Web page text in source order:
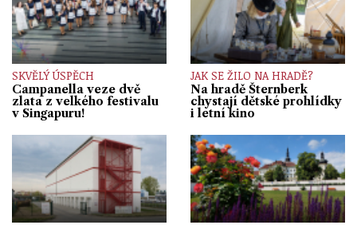
SKVĚLÝ ÚSPĚCH
Campanella veze dvě
zlata z velkého festivalu
v Singapuru!
JAK SE ŽILO NA HRADĚ?
Na hradě Šternberk
chystají dětské prohlídky
i letní kino